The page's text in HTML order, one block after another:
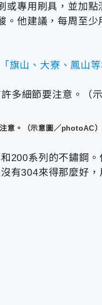
或專用刷具，並加點
。他建議，每周至少
旗山、大寮、鳳山
意。（示意圖／photoAC）
200系列的不鏽鋼。
有304來得那麼好，